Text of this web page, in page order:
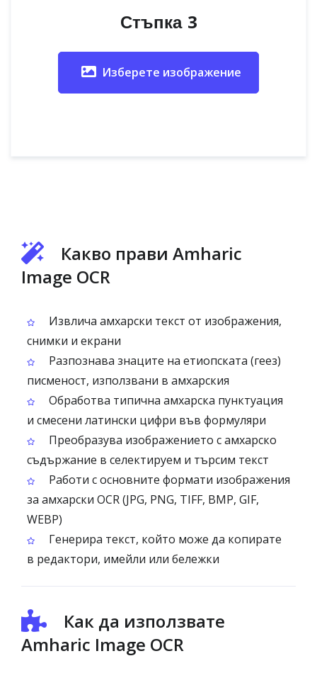
Стъпка 3
Изберете изображение
Какво прави Amharic
Image OCR
Извлича амхарски текст от изображения,
снимки и екрани
Разпознава знаците на етиопската (геез)
писменост, използвани в амхарския
Обработва типична амхарска пунктуация
и смесени латински цифри във формуляри
Преобразува изображението с амхарско
съдържание в селектируем и търсим текст
Работи с основните формати изображения
за амхарски OCR (JPG, PNG, TIFF, BMP, GIF,
WEBP)
Генерира текст, който може да копирате
в редактори, имейли или бележки
Как да използвате
Amharic Image OCR